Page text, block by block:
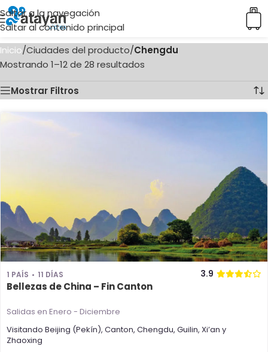
Saltar a la navegación
Saltar al contenido principal
Inicio/Ciudades del producto/Chengdu
Mostrando 1–12 de 28 resultados
Mostrar Filtros
1 PAÍS 11 DÍAS 3.9
Bellezas de China – Fin Canton
Salidas en Enero - Diciembre
Visitando Beijing (Pekín), Canton, Chengdu, Guilin, Xi’an y
Zhaoxing